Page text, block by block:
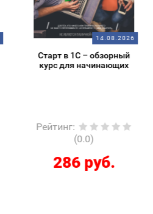
14.08.2026
Старт в 1С – обзорный
курс для начинающих
Рейтинг:
(0.0)
286 руб.